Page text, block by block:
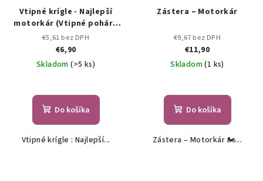
Vtipné krígle - Najlepší
motorkár (Vtipné poháre
na pivo )
€5,61 bez DPH
€6,90
Skladom(>5 ks)
Do košíka
Vtipné krígle : Najlepší...
Zástera – Motorkár
€9,67 bez DPH
€11,90
Skladom(1 ks)
Do košíka
Zástera – Motorkár 🏍️...